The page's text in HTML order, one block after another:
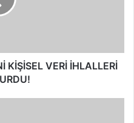
KİŞİSEL VERİ İHLALLERİ